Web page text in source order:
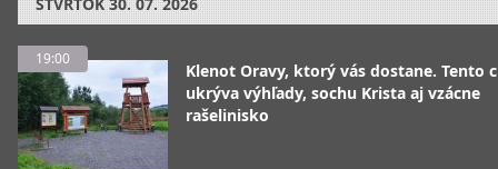
19:00
Klenot Oravy, ktorý vás dostane. Tento
ukrýva výhľady, sochu Krista aj vzácne
rašelinisko